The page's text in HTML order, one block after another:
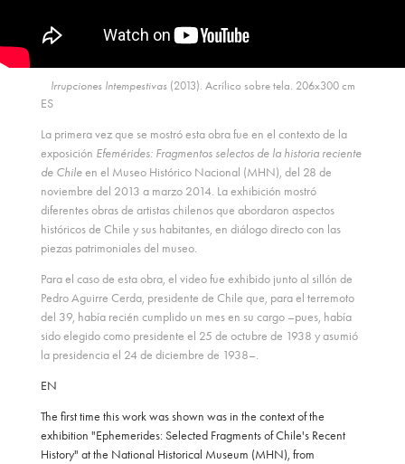
Irrupciones Intempestivas(2013). Acrílico sobre tela. 206x300 cm
ES
La primera vez que se mostró esta obra fue en el contexto de la
exposición Efemérides: Fragmentos selectos de la historia reciente
de Chileen el Museo Histórico Nacional (MHN), del 28 de
noviembre del 2013 a marzo 2014. La exhibición mostró
diferentes obras de artistas chilenos que abordaron aspectos
históricos de Chile y sus habitantes, en diálogo directo con las
piezas patrimoniales del museo.
Para el caso de esta obra, el video fue exhibido junto al sillón de
Pedro Aguirre Cerda, presidente de Chile que, para el terremoto
del 39, había recién cumplido un mes en su cargo –pues, había
sido elegido como presidente el 25 de octubre de 1938 y asumió
la presidencia el 24 de diciembre de 1938–.​
EN
The first time this work was shown was in the context of the
exhibition "Ephemerides: Selected Fragments of Chile's Recent
History" at the National Historical Museum (MHN), from